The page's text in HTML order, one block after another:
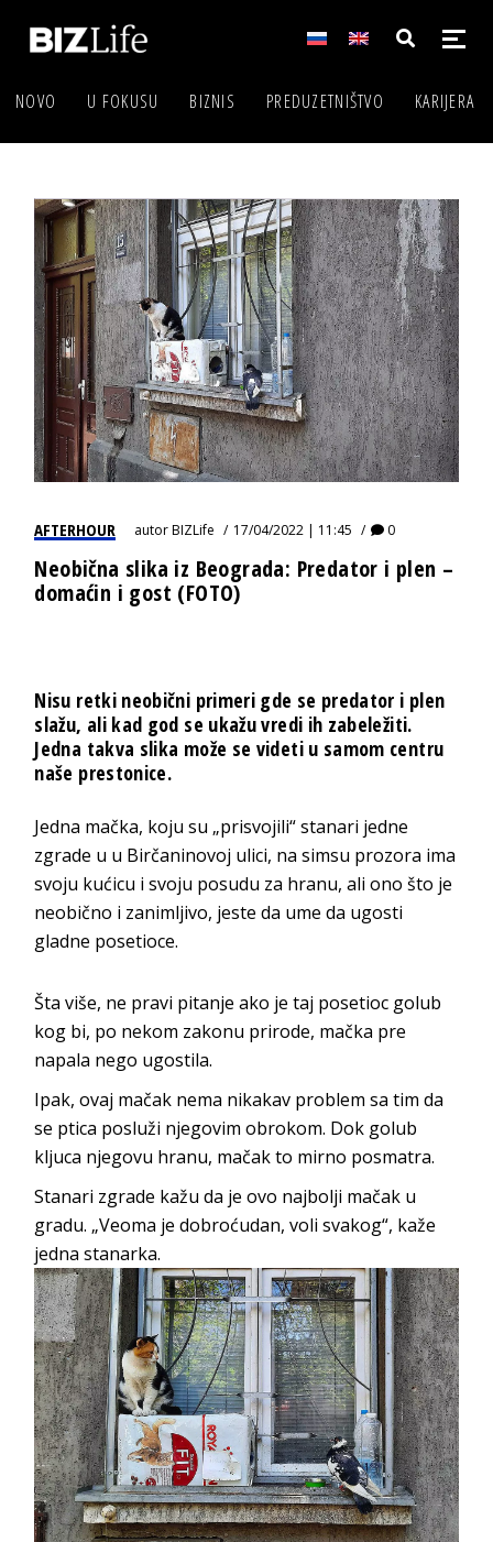
NOVO U FOKUSU BIZNIS PREDUZETNIŠTVO KARIJERA
AFTERHOUR autorBIZLife 17/04/2022 | 11:45 0
Neobična slika iz Beograda: Predator i plen –
domaćin i gost (FOTO)
Nisu retki neobični primeri gde se predator i plen
slažu, ali kad god se ukažu vredi ih zabeležiti.
Jedna takva slika može se videti u samom centru
naše prestonice.
Jedna mačka, koju su „prisvojili“ stanari jedne
zgrade u u Birčaninovoj ulici, na simsu prozora ima
svoju kućicu i svoju posudu za hranu, ali ono što je
neobično i zanimljivo, jeste da ume da ugosti
gladne posetioce.
Šta više, ne pravi pitanje ako je taj posetioc golub
kog bi, po nekom zakonu prirode, mačka pre
napala nego ugostila.
Ipak, ovaj mačak nema nikakav problem sa tim da
se ptica posluži njegovim obrokom. Dok golub
kljuca njegovu hranu, mačak to mirno posmatra.
Stanari zgrade kažu da je ovo najbolji mačak u
gradu. „Veoma je dobroćudan, voli svakog“, kaže
jedna stanarka.